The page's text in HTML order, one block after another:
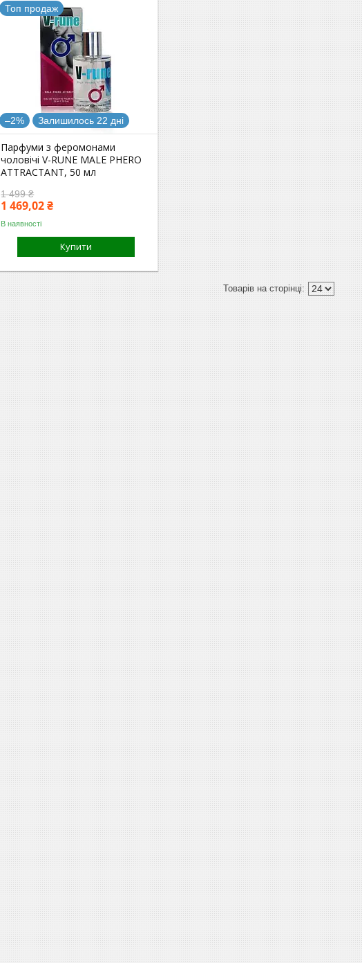
Топ продаж
–2% Залишилось 22 дні
Парфуми з феромонами
чоловічі V-RUNE MALE PHERO
ATTRACTANT, 50 мл
1 499 ₴
1 469,02 ₴
В наявності
Купити